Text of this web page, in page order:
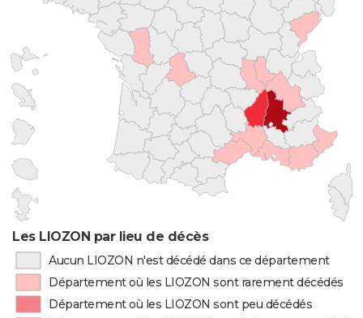
Les LIOZON par lieu de décès
Aucun LIOZON n'est décédé dans ce département
Département où les LIOZON sont rarement décédés
Département où les LIOZON sont peu décédés